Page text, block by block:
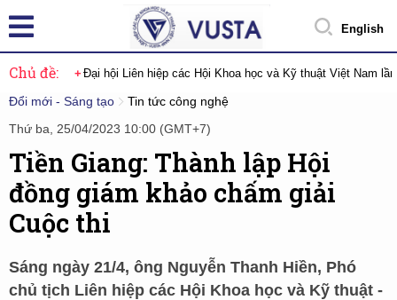
English
Chủ đề: Đại hội Liên hiệp các Hội Khoa học và Kỹ thuật Việt Nam
Đổi mới - Sáng tạo
Tin tức công nghệ
Thứ ba, 25/04/2023 10:00 (GMT+7)
Tiền Giang: Thành lập Hội
đồng giám khảo chấm giải
Cuộc thi
Sáng ngày 21/4, ông Nguyễn Thanh Hiền, Phó
chủ tịch Liên hiệp các Hội Khoa học và Kỹ thuật -